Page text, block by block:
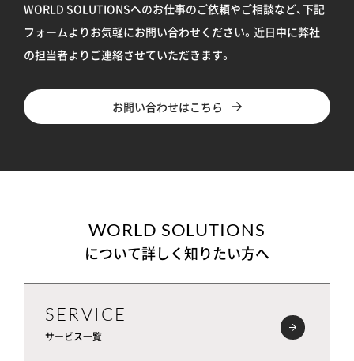
WORLD SOLUTIONSへのお仕事のご依頼やご相談など、下記
フォームよりお気軽にお問い合わせください。 近日中に弊社
の担当者よりご連絡させていただきます。
お問い合わせはこちら
WORLD SOLUTIONS
について詳しく知りたい方へ
SERVICE
サービス一覧